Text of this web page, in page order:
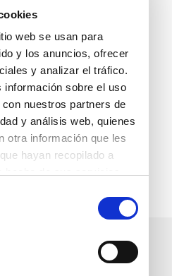
web se usan para
y los anuncios, ofrecer
y analizar el tráfico.
sobre el uso
nuestros partners de
y análisis web, quienes
otra información que les
hayan recopilado a
boletín